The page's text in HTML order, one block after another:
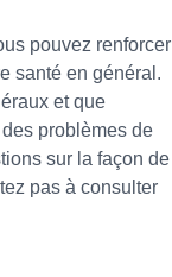
pouvez renforcer
santé en général.
et que
problèmes de
sur la façon de
pas à consulter